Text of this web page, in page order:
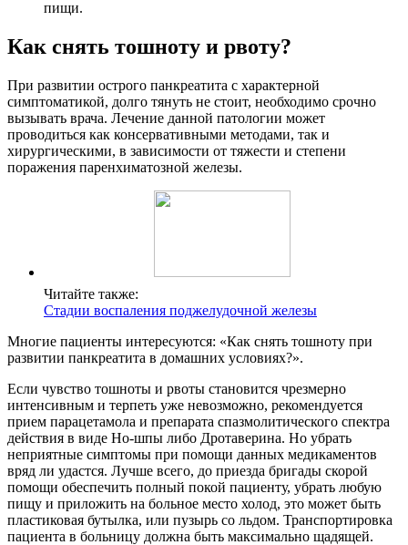
пищи.
Как снять тошноту и рвоту?
При развитии острого панкреатита с характерной
симптоматикой, долго тянуть не стоит, необходимо срочно
вызывать врача. Лечение данной патологии может
проводиться как консервативными методами, так и
хирургическими, в зависимости от тяжести и степени
поражения паренхиматозной железы.
Читайте также:
Стадии воспаления поджелудочной железы
Многие пациенты интересуются: «Как снять тошноту при
развитии панкреатита в домашних условиях?».
Если чувство тошноты и рвоты становится чрезмерно
интенсивным и терпеть уже невозможно, рекомендуется
прием парацетамола и препарата спазмолитического спектра
действия в виде Но-шпы либо Дротаверина. Но убрать
неприятные симптомы при помощи данных медикаментов
вряд ли удастся. Лучше всего, до приезда бригады скорой
помощи обеспечить полный покой пациенту, убрать любую
пищу и приложить на больное место холод, это может быть
пластиковая бутылка, или пузырь со льдом. Транспортировка
пациента в больницу должна быть максимально щадящей.